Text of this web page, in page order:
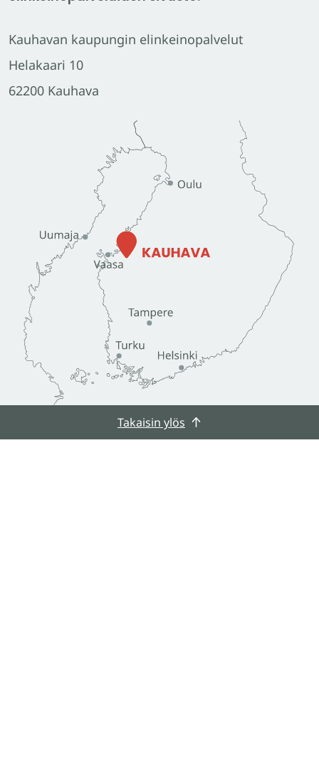
Kauhavan kaupungin elinkeinopalvelut
Helakaari 10
62200 Kauhava
Takaisin ylös